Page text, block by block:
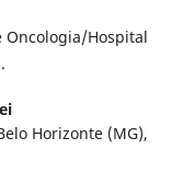
Hospital
Horizonte (MG),